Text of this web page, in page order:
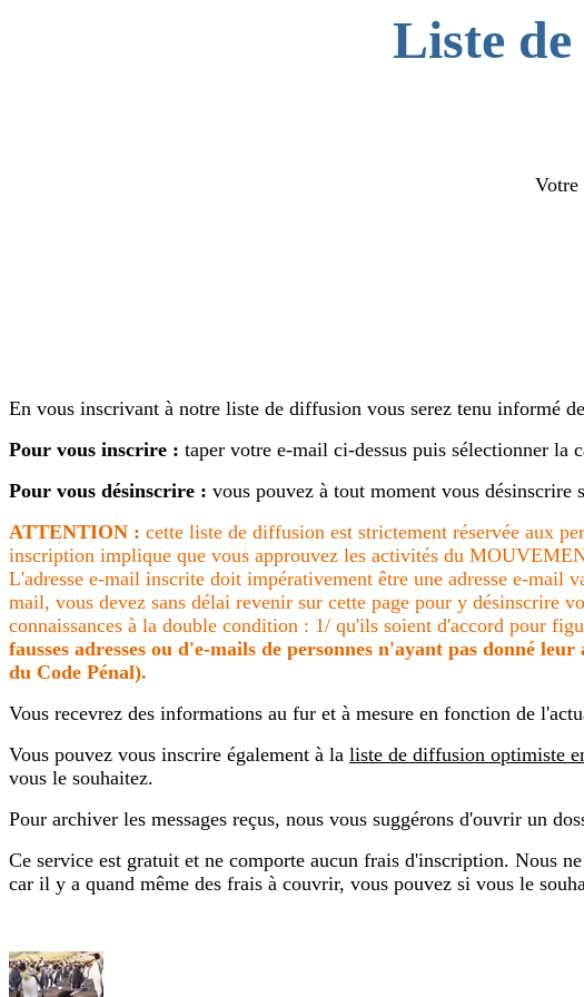
Liste
Votre
En vous inscrivant à notre liste de diffusion vous serez tenu informé
Pour vous inscrire : taper votre e-mail ci-dessus puis sélectionner
Pour vous désinscrire : vous pouvez à tout moment vous
ATTENTION : cette liste de diffusion est strictement réservée aux
inscription implique que vous approuvez les activités du
L'adresse e-mail inscrite doit impérativement être une adresse e-mail
mail, vous devez sans délai revenir sur cette page pour y désinscrire
connaissances à la double condition : 1/ qu'ils soient d'accord pour
fausses adresses ou d'e-mails de personnes n'ayant pas donné
du Code Pénal).
Vous recevrez des informations au fur et à mesure en fonction de
Vous pouvez vous inscrire également à la liste de diffusion optimiste
vous le souhaitez.
Pour archiver les messages reçus, nous vous suggérons d'ouvrir un
Ce service est gratuit et ne comporte aucun frais d'inscription. Nous
car il y a quand même des frais à couvrir, vous pouvez si vous le